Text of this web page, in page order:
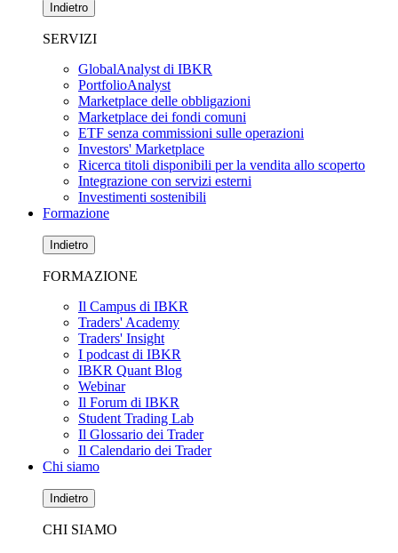
Indietro
SERVIZI
GlobalAnalyst di IBKR
PortfolioAnalyst
Marketplace delle obbligazioni
Marketplace dei fondi comuni
ETF senza commissioni sulle operazioni
Investors' Marketplace
Ricerca titoli disponibili per la vendita allo scoperto
Integrazione con servizi esterni
Investimenti sostenibili
Formazione
Indietro
FORMAZIONE
Il Campus di IBKR
Traders' Academy
Traders' Insight
I podcast di IBKR
IBKR Quant Blog
Webinar
Il Forum di IBKR
Student Trading Lab
Il Glossario dei Trader
Il Calendario dei Trader
Chi siamo
Indietro
CHI SIAMO